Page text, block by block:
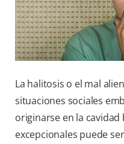
La halitosis o el mal
situaciones sociales
originarse en la cavidad
excepcionales puede